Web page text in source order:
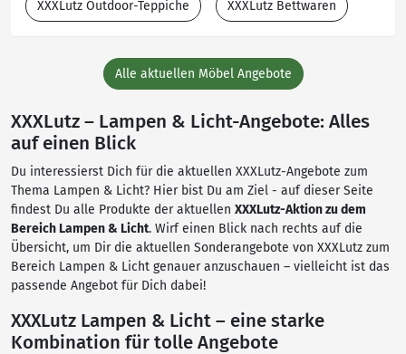
XXXLutz Outdoor-Teppiche XXXLutz Bettwaren
Alle aktuellen Möbel Angebote
XXXLutz – Lampen & Licht-Angebote: Alles
auf einen Blick
Du interessierst Dich für die aktuellen XXXLutz-Angebote zum
Thema Lampen & Licht? Hier bist Du am Ziel - auf dieser Seite
findest Du alle Produkte der aktuellen XXXLutz-Aktion zu dem
Bereich Lampen & Licht. Wirf einen Blick nach rechts auf die
Übersicht, um Dir die aktuellen Sonderangebote von XXXLutz zum
Bereich Lampen & Licht genauer anzuschauen – vielleicht ist das
passende Angebot für Dich dabei!
XXXLutz Lampen & Licht – eine starke
Kombination für tolle Angebote